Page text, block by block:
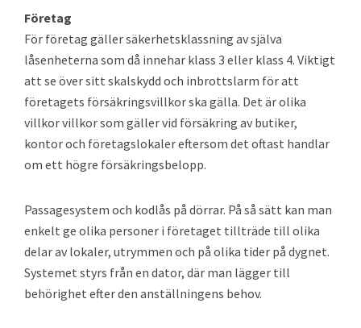
Företag
För företag gäller säkerhetsklassning av själva
låsenheterna som då innehar klass 3 eller klass 4. Viktigt
att se över sitt skalskydd och inbrottslarm för att
företagets försäkringsvillkor ska gälla. Det är olika
villkor villkor som gäller vid försäkring av butiker,
kontor och företagslokaler eftersom det oftast handlar
om ett högre försäkringsbelopp.
Passagesystem och kodlås på dörrar. På så sätt kan man
enkelt ge olika personer i företaget tillträde till olika
delar av lokaler, utrymmen och på olika tider på dygnet.
Systemet styrs från en dator, där man lägger till
behörighet efter den anställningens behov.